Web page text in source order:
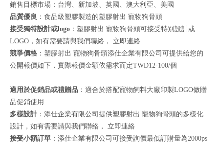
銷售目標市場：台灣、新加坡、英國、澳大利亞、美國
品質優良 ：食品級塑膠製造的塑膠射出 寵物狗骨頭
接受獨特設計或logo ：塑膠射出 寵物狗骨頭可接受特別設計或
LOGO，如有需要請與我們聯絡， 立即連絡
競爭價格 ：塑膠射出 寵物狗骨頭添仕企業有限公司可提供給您的
公開報價如下，實際報價金額依需求而定TWD12-100/個
適用於促銷品或禮贈品 ：適合於搭配寵物飼料大廠印製LOGO做贈
品促銷使用
多樣設計 ：添仕企業有限公司提供塑膠射出 寵物狗骨頭的多樣化
設計，如有需要請與我們聯絡， 立即連絡
接受小額訂單 ：添仕企業有限公司可接受詢價最低訂購量為2000ps